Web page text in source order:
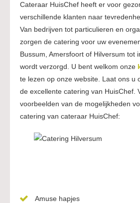
Cateraar HuisChef heeft er voor
verschillende klanten naar
Van bedrijven tot particulieren en
zorgen de catering voor uw
Bussum, Amersfoort of Hilversum tot
wordt verzorgd. U bent welkom onze
te lezen op onze website. Laat ons u
de excellente catering van HuisChef.
voorbeelden van de mogelijkheden
catering van cateraar HuisChef:
Amuse hapjes